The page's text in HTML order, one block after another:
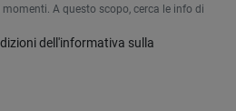
A questo scopo, cerca le info di
dell'informativa sulla